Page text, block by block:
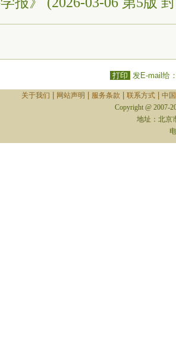
打印 发E-mail给
关于我们 网站声明 服务条款 联系方式| 中
Copyright @ 2007-
地址：北京